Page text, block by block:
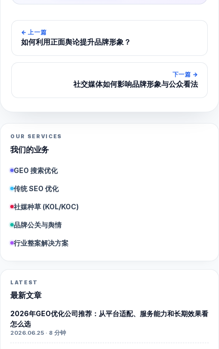
← 上一篇
如何利用正面舆论提升品牌形象？
下一篇 →
社交媒体如何影响品牌形象与公众看法
OUR SERVICES
我们的业务
GEO 搜索优化
传统 SEO 优化
社媒种草 (KOL/KOC)
品牌公关与舆情
行业整案解决方案
LATEST
最新文章
2026年GEO优化公司推荐：从平台适配、服务能力和长期效果看
怎么选
2026.06.25 · 8 分钟